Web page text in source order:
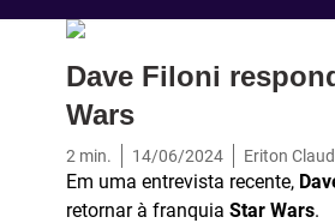
Dave Filoni
Wars
2 min. 14/06/2024 Eriton
Em uma entrevista recente,
retornar à franquia Star Wars.